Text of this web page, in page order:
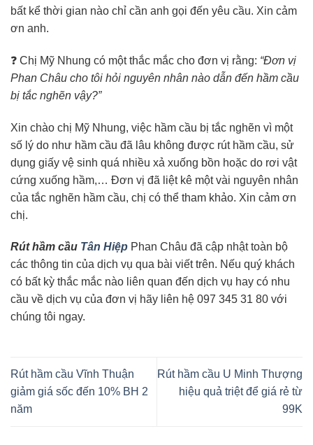
bất kể thời gian nào chỉ cần anh gọi đến yêu cầu. Xin cảm
ơn anh.
❓ Chị Mỹ Nhung có một thắc mắc cho đơn vị rằng: “Đơn vị
Phan Châu cho tôi hỏi nguyên nhân nào dẫn đến hầm cầu
bị tắc nghẽn vậy?”
Xin chào chị Mỹ Nhung, việc hầm cầu bị tắc nghẽn vì một
số lý do như hầm cầu đã lâu không được rút hầm cầu, sử
dụng giấy vệ sinh quá nhiều xả xuống bồn hoặc do rơi vật
cứng xuống hầm,… Đơn vị đã liệt kê một vài nguyên nhân
của tắc nghẽn hầm cầu, chị có thể tham khảo. Xin cảm ơn
chị.
Rút hầm cầu Tân Hiệp Phan Châu đã cập nhật toàn bộ
các thông tin của dịch vụ qua bài viết trên. Nếu quý khách
có bất kỳ thắc mắc nào liên quan đến dịch vụ hay có nhu
cầu về dịch vụ của đơn vị hãy liên hệ 097 345 31 80 với
chúng tôi ngay.
Rút hầm cầu Vĩnh Thuận
giảm giá sốc đến 10% BH 2
năm
Rút hầm cầu U Minh Thượng
hiệu quả triệt để giá rẻ từ
99K